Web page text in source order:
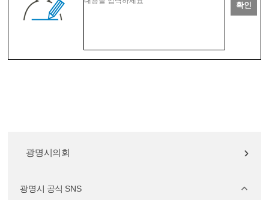
확인
광명시의회
광명시 공식 SNS